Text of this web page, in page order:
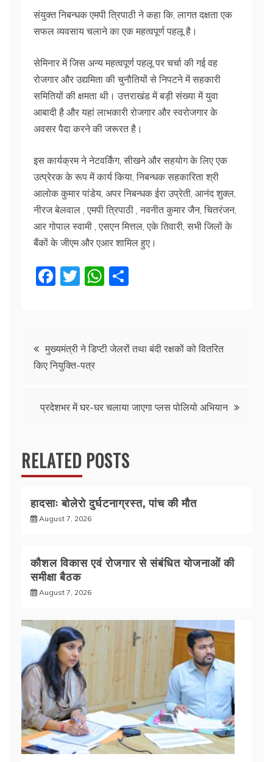
संयुक्त निबन्धक एमपी त्रिपाठी ने कहा कि, लागत दक्षता एक
सफल व्यवसाय चलाने का एक महत्वपूर्ण पहलू है।
सेमिनार में जिस अन्य महत्वपूर्ण पहलू पर चर्चा की गई वह
रोजगार और उद्यमिता की चुनौतियों से निपटने में सहकारी
समितियों की क्षमता थी। उत्तराखंड में बड़ी संख्या में युवा
आबादी है और यहां लाभकारी रोजगार और स्वरोजगार के
अवसर पैदा करने की जरूरत है।
इस कार्यक्रम ने नेटवर्किंग, सीखने और सहयोग के लिए एक
उत्प्रेरक के रूप में कार्य किया, निबन्धक सहकारिता श्री
आलोक कुमार पांडेय, अपर निबन्धक ईरा उप्रेती, आनंद शुक्ल,
नीरज बेलवाल , एमपी त्रिपाठी , नवनीत कुमार जैन, चितरंजन,
आर गोपाल स्वामी , एसएन मित्तल, एके तिवारी, सभी जिलों के
बैंकों के जीएम और एआर शामिल हुए।
F
b
o
k
T
W
A
Post
navigation
मुख्यमंत्री ने डिप्टी जेलरों तथा बंदी रक्षकों को वितरित
किए नियुक्ति-पत्र
प्रदेशभर में घर-घर चलाया जाएगा प्लस पोलियो अभियान
RELATED POSTS
हादसाः बोलेरो दुर्घटनाग्रस्त, पांच की मौत
August 7, 2026
कौशल विकास एवं रोजगार से संबंधित योजनाओं की
समीक्षा बैठक
August 7, 2026